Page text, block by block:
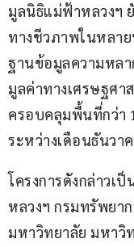
มูลนิธิแม่ฟ้าหลวงฯ
ทางชีวภาพในหลา
ฐานข้อมูลความหล
มูลค่าทางเศรษฐศา
ครอบคลุมพื้นที่กว่า
ระหว่างเดือนธันวา
โครงการดังกล่าวเ
หลวงฯ กรมทรัพยา
มหาวิทยาลัย มหาวิ